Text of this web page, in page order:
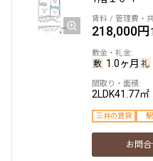
218,000円
1.0ヶ月
2LDK41.77㎡
三井の賃貸
お問合